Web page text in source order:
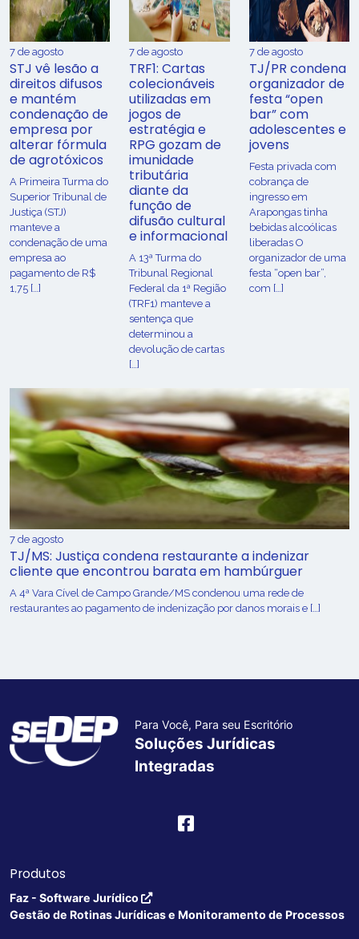
7 de agosto
STJ vê lesão a
direitos difusos
e mantém
condenação de
empresa por
alterar fórmula
de agrotóxicos
​A Primeira Turma do
Superior Tribunal de
Justiça (STJ)
manteve a
condenação de uma
empresa ao
pagamento de R$
1,75 […]
7 de agosto
TRF1: Cartas
colecionáveis
utilizadas em
jogos de
estratégia e
RPG gozam de
imunidade
tributária
diante da
função de
difusão cultural
e informacional
A 13ª Turma do
Tribunal Regional
Federal da 1ª Região
(TRF1) manteve a
sentença que
determinou a
devolução de cartas
[…]
7 de agosto
TJ/PR condena
organizador de
festa “open
bar” com
adolescentes e
jovens
Festa privada com
cobrança de
ingresso em
Arapongas tinha
bebidas alcoólicas
liberadas O
organizador de uma
festa “open bar”,
com […]
7 de agosto
TJ/MS: Justiça condena restaurante a indenizar
cliente que encontrou barata em hambúrguer
A 4ª Vara Cível de Campo Grande/MS condenou uma rede de
restaurantes ao pagamento de indenização por danos morais e […]
Para Você, Para seu Escritório
Soluções Jurídicas
Integradas
Produtos
Faz - Software Jurídico
Gestão de Rotinas Jurídicas e Monitoramento de Processos